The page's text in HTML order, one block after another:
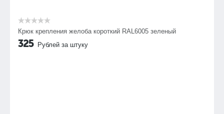
Крюк крепления желоба короткий RAL6005 зеленый
325 Рублей за штуку